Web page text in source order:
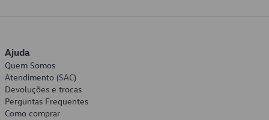
Ajuda
Quem Somos
Atendimento (SAC)
Devoluções e trocas
Perguntas Frequentes
Como comprar